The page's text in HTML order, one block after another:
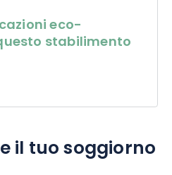
eco-
stabilimento
il tuo soggiorno